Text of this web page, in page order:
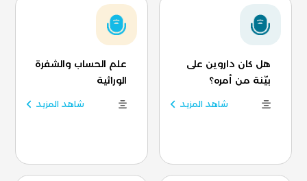
هل كان داروين على
بيّنة من أمره؟
شاهد المزيد
علم الحساب والشفرة
الوراثية
شاهد المزيد